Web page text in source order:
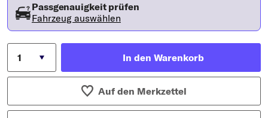
Passgenauigkeit prüfen
Fahrzeug auswählen
In den Warenkorb
Auf den Merkzettel